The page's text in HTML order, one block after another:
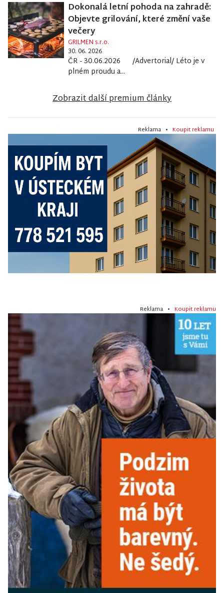
Dokonalá letní pohoda na zahradě:
Objevte grilování, které změní vaše
večery
GRILMEN s.r.o.
30. 06. 2026
ČR - 30.06.2026 /Advertorial/ Léto je v
plném proudu a...
Zobrazit další premium články
Reklama • Koupit reklamu
Reklama • Koupit reklamu